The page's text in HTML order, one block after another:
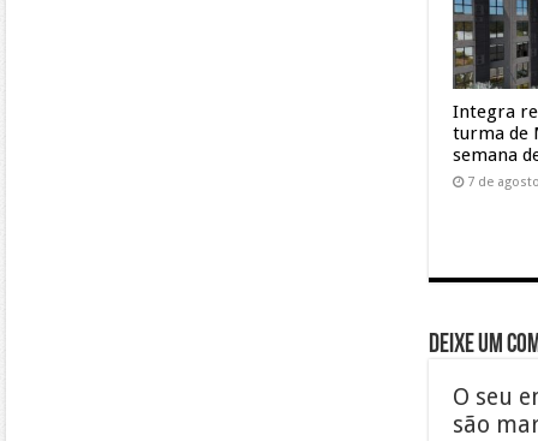
Integra
turma de
semana
7 de
Deixe um
O seu
são